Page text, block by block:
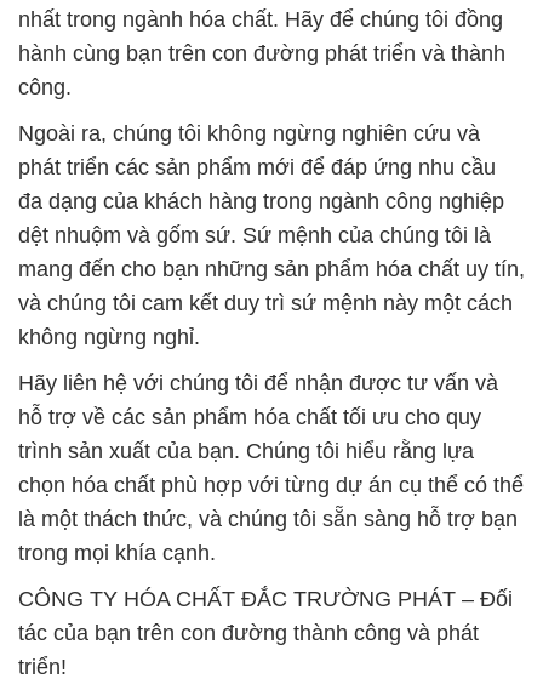
nhất trong ngành hóa chất. Hãy để chúng tôi đồng
hành cùng bạn trên con đường phát triển và thành
công.
Ngoài ra, chúng tôi không ngừng nghiên cứu và
phát triển các sản phẩm mới để đáp ứng nhu cầu
đa dạng của khách hàng trong ngành công nghiệp
dệt nhuộm và gốm sứ. Sứ mệnh của chúng tôi là
mang đến cho bạn những sản phẩm hóa chất uy tín,
và chúng tôi cam kết duy trì sứ mệnh này một cách
không ngừng nghỉ.
Hãy liên hệ với chúng tôi để nhận được tư vấn và
hỗ trợ về các sản phẩm hóa chất tối ưu cho quy
trình sản xuất của bạn. Chúng tôi hiểu rằng lựa
chọn hóa chất phù hợp với từng dự án cụ thể có thể
là một thách thức, và chúng tôi sẵn sàng hỗ trợ bạn
trong mọi khía cạnh.
CÔNG TY HÓA CHẤT ĐẮC TRƯỜNG PHÁT – Đối
tác của bạn trên con đường thành công và phát
triển!